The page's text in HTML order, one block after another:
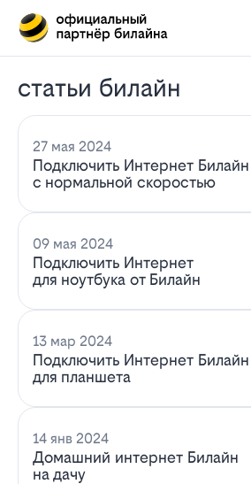
статьи билайн
27 мая 2024
Подключить Интернет Билайн
с нормальной скоростью
09 мая 2024
Подключить Интернет
для ноутбука от Билайн
13 мар 2024
Подключить Интернет Билайн
для планшета
14 янв 2024
Домашний интернет Билайн
на дачу